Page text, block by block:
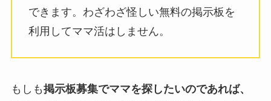
できます。わざわざ怪しい無料の掲示板を
利用してママ活はしません。
もしも掲示板募集でママを探したいのであれば、